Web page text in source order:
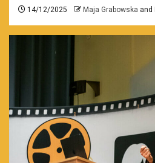
14/12/2025 Maja Grabowska and